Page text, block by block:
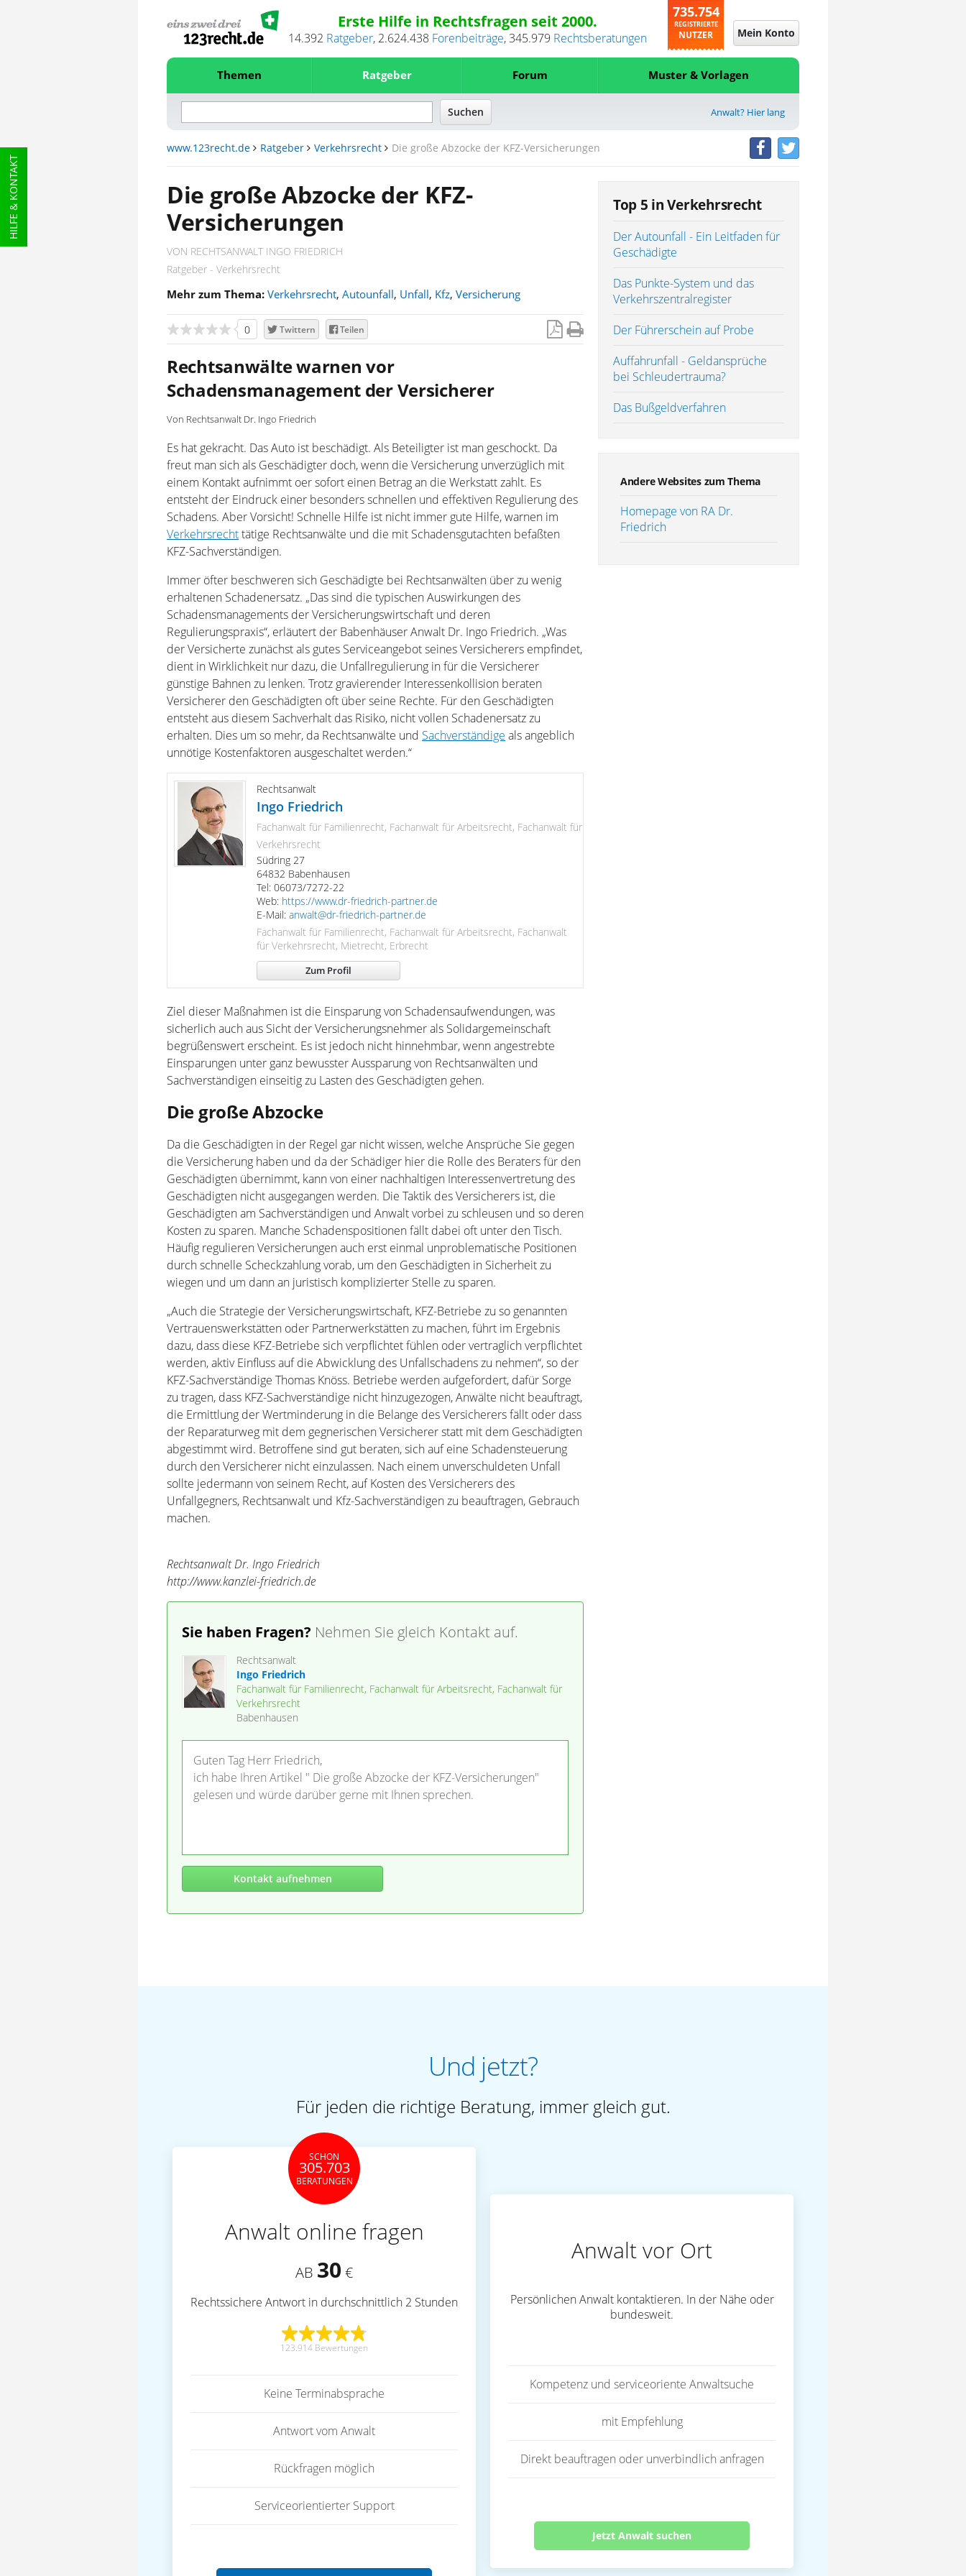
HILFE & KONTAKT
Erste Hilfe in Rechtsfragen seit 2000.
14.392 Ratgeber, 2.624.438 Forenbeiträge,345.979 Rechtsberatungen
735.754
REGISTRIERTE
NUTZER Mein Konto
Themen Ratgeber Forum Muster & Vorlagen
Anwalt? Hier lang
www.123recht.de Ratgeber Verkehrsrecht Die große Abzocke der KFZ-Versicherungen
Die große Abzocke der KFZ-
Versicherungen
VON RECHTSANWALT INGO FRIEDRICH
Ratgeber - Verkehrsrecht
Mehr zum Thema: Verkehrsrecht, Autounfall, Unfall, Kfz, Versicherung
0 Twittern Teilen
Rechtsanwälte warnen vor
Schadensmanagement der Versicherer
Von Rechtsanwalt Dr. Ingo Friedrich
Es hat gekracht. Das Auto ist beschädigt. Als Beteiligter ist man geschockt. Da
freut man sich als Geschädigter doch, wenn die Versicherung unverzüglich mit
einem Kontakt aufnimmt oer sofort einen Betrag an die Werkstatt zahlt. Es
entsteht der Eindruck einer besonders schnellen und effektiven Regulierung des
Schadens. Aber Vorsicht! Schnelle Hilfe ist nicht immer gute Hilfe, warnen im
Verkehrsrechttätige Rechtsanwälte und die mit Schadensgutachten befaßten
KFZ-Sachverständigen.
Immer öfter beschweren sich Geschädigte bei Rechtsanwälten über zu wenig
erhaltenen Schadenersatz. „Das sind die typischen Auswirkungen des
Schadensmanagements der Versicherungswirtschaft und deren
Regulierungspraxis“, erläutert der Babenhäuser Anwalt Dr. Ingo Friedrich. „Was
der Versicherte zunächst als gutes Serviceangebot seines Versicherers empfindet,
dient in Wirklichkeit nur dazu, die Unfallregulierung in für die Versicherer
günstige Bahnen zu lenken. Trotz gravierender Interessenkollision beraten
Versicherer den Geschädigten oft über seine Rechte. Für den Geschädigten
entsteht aus diesem Sachverhalt das Risiko, nicht vollen Schadenersatz zu
erhalten. Dies um so mehr, da Rechtsanwälte und Sachverständige als angeblich
unnötige Kostenfaktoren ausgeschaltet werden.“
Rechtsanwalt
Ingo Friedrich
Fachanwalt für Familienrecht, Fachanwalt für Arbeitsrecht, Fachanwalt für
Verkehrsrecht
Südring 27
64832 Babenhausen
Tel: 06073/7272-22
Web: https://www.dr-friedrich-partner.de
E-Mail: anwalt@dr-friedrich-partner.de
Fachanwalt für Familienrecht, Fachanwalt für Arbeitsrecht, Fachanwalt
für Verkehrsrecht, Mietrecht, Erbrecht
Zum Profil
Ziel dieser Maßnahmen ist die Einsparung von Schadensaufwendungen, was
sicherlich auch aus Sicht der Versicherungsnehmer als Solidargemeinschaft
begrüßenswert erscheint. Es ist jedoch nicht hinnehmbar, wenn angestrebte
Einsparungen unter ganz bewusster Aussparung von Rechtsanwälten und
Sachverständigen einseitig zu Lasten des Geschädigten gehen.
Die große Abzocke
Da die Geschädigten in der Regel gar nicht wissen, welche Ansprüche Sie gegen
die Versicherung haben und da der Schädiger hier die Rolle des Beraters für den
Geschädigten übernimmt, kann von einer nachhaltigen Interessenvertretung des
Geschädigten nicht ausgegangen werden. Die Taktik des Versicherers ist, die
Geschädigten am Sachverständigen und Anwalt vorbei zu schleusen und so deren
Kosten zu sparen. Manche Schadenspositionen fällt dabei oft unter den Tisch.
Häufig regulieren Versicherungen auch erst einmal unproblematische Positionen
durch schnelle Scheckzahlung vorab, um den Geschädigten in Sicherheit zu
wiegen und um dann an juristisch komplizierter Stelle zu sparen.
„Auch die Strategie der Versicherungswirtschaft, KFZ-Betriebe zu so genannten
Vertrauenswerkstätten oder Partnerwerkstätten zu machen, führt im Ergebnis
dazu, dass diese KFZ-Betriebe sich verpflichtet fühlen oder vertraglich verpflichtet
werden, aktiv Einfluss auf die Abwicklung des Unfallschadens zu nehmen“, so der
KFZ-Sachverständige Thomas Knöss. Betriebe werden aufgefordert, dafür Sorge
zu tragen, dass KFZ-Sachverständige nicht hinzugezogen, Anwälte nicht beauftragt,
die Ermittlung der Wertminderung in die Belange des Versicherers fällt oder dass
der Reparaturweg mit dem gegnerischen Versicherer statt mit dem Geschädigten
abgestimmt wird. Betroffene sind gut beraten, sich auf eine Schadensteuerung
durch den Versicherer nicht einzulassen. Nach einem unverschuldeten Unfall
sollte jedermann von seinem Recht, auf Kosten des Versicherers des
Unfallgegners, Rechtsanwalt und Kfz-Sachverständigen zu beauftragen, Gebrauch
machen.
Rechtsanwalt Dr. Ingo Friedrich
http://www.kanzlei-friedrich.de
Sie haben Fragen? Nehmen Sie gleich Kontakt auf.
Rechtsanwalt
Ingo Friedrich
Fachanwalt für Familienrecht, Fachanwalt für Arbeitsrecht, Fachanwalt für
Verkehrsrecht
Babenhausen
Guten Tag Herr Friedrich,
ich habe Ihren Artikel " Die große Abzocke der KFZ-Versicherungen"
gelesen und würde darüber gerne mit Ihnen sprechen.
Kontakt aufnehmen
Top 5 in Verkehrsrecht
Der Autounfall - Ein Leitfaden für
Geschädigte
Das Punkte-System und das
Verkehrszentralregister
Der Führerschein auf Probe
Auffahrunfall - Geldansprüche
bei Schleudertrauma?
Das Bußgeldverfahren
Andere Websites zum Thema
Homepage von RA Dr.
Friedrich
Und jetzt?
Für jeden die richtige Beratung, immer gleich gut.
SCHON
305.703
BERATUNGEN
Anwalt online fragen
AB 30 €
Rechtssichere Antwort in durchschnittlich 2 Stunden
123.914 Bewertungen
Keine Terminabsprache
Antwort vom Anwalt
Rückfragen möglich
Serviceorientierter Support
Anwalt vor Ort
Persönlichen Anwalt kontaktieren. In der Nähe oder
bundesweit.
Kompetenz und serviceoriente Anwaltsuche
mit Empfehlung
Direkt beauftragen oder unverbindlich anfragen
Jetzt Anwalt suchen